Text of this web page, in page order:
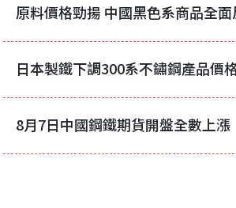
原料價格勁揚 中國黑色系商品全面
日本製鐵下調300系不鏽鋼產品價
8月7日中國鋼鐵期貨開盤全數上漲